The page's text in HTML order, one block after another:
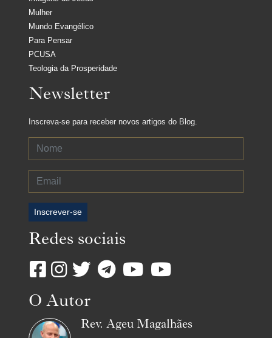
Mulher
Mundo Evangélico
Para Pensar
PCUSA
Teologia da Prosperidade
Newsletter
Inscreva-se para receber novos artigos do Blog.
Inscrever-se
Redes sociais
O Autor
Rev. Ageu Magalhães